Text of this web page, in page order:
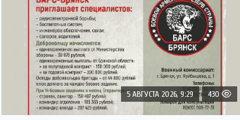
5 АВГУСТА 2026, 9:29 430